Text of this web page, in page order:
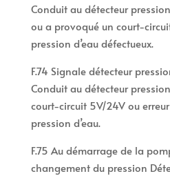
Conduit au détecteur
ou a provoqué un court-
pression d’eau défectueux.
F.74 Signale détecteur
Conduit au détecteur
court-circuit 5V/24V ou
pression d’eau.
F.75 Au démarrage de la
changement du pression